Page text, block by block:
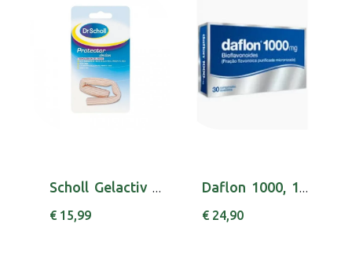
Scholl Gelactiv Tubo Prot
€ 15,99
Daflon 1000, 1000 mg x 30 comp rev
€ 24,90